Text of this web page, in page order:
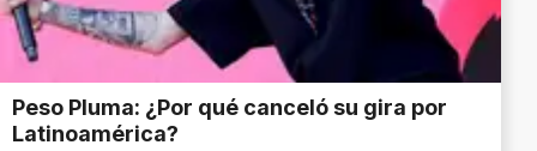
Peso Pluma: ¿Por qué canceló su gira por
Latinoamérica?